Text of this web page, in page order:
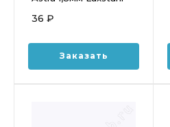
36 ₽
Заказать